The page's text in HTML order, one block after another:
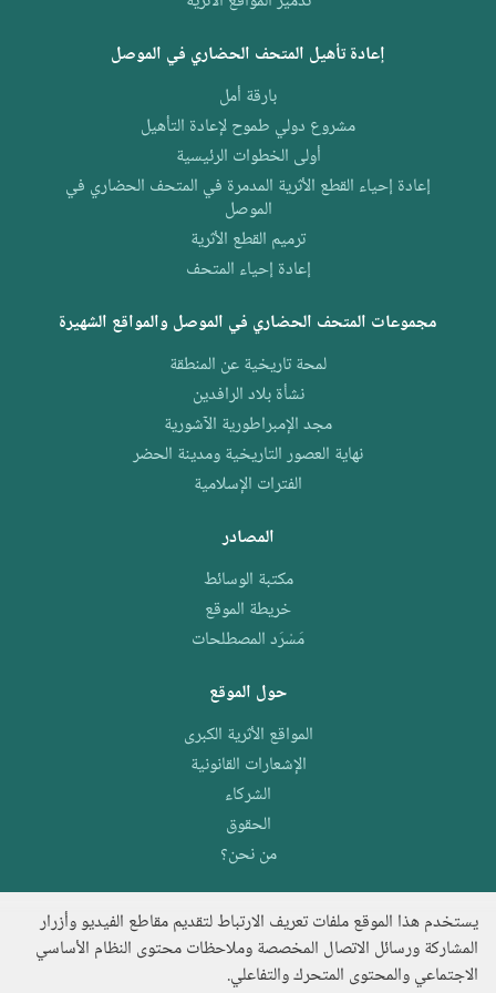
إعادة تأهيل المتحف الحضاري في الموصل
بارقة أمل
مشروع دولي طموح لإعادة التأهيل
أولى الخطوات الرئيسية
إعادة إحياء القطع الأثرية المدمرة في المتحف الحضاري في
الموصل
ترميم القطع الأثرية
إعادة إحياء المتحف
مجموعات المتحف الحضاري في الموصل والمواقع الشهيرة
لمحة تاريخية عن المنطقة
نشأة بلاد الرافدين
مجد الإمبراطورية الآشورية
نهاية العصور التاريخية ومدينة الحضر
الفترات الإسلامية
المصادر
مكتبة الوسائط
خريطة الموقع
مَسْرَد المصطلحات
حول الموقع
المواقع الأثرية الكبرى
الإشعارات القانونية
الشركاء
الحقوق
من نحن؟
اكتشف المجموعة
يستخدم هذا الموقع ملفات تعريف الارتباط لتقديم مقاطع الفيديو وأزرار
المشاركة ورسائل الاتصال المخصصة وملاحظات محتوى النظام الأساسي
الاجتماعي والمحتوى المتحرك والتفاعلي.